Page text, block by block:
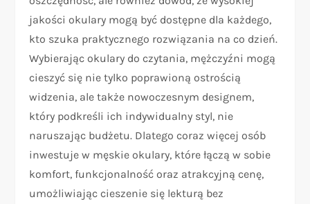
jakości okulary mogą być dostępne dla każdego,
kto szuka praktycznego rozwiązania na co dzień.
Wybierając okulary do czytania, mężczyźni mogą
cieszyć się nie tylko poprawioną ostrością
widzenia, ale także nowoczesnym designem,
który podkreśli ich indywidualny styl, nie
naruszając budżetu. Dlatego coraz więcej osób
inwestuje w męskie okulary, które łączą w sobie
komfort, funkcjonalność oraz atrakcyjną cenę,
umożliwiając cieszenie się lekturą bez